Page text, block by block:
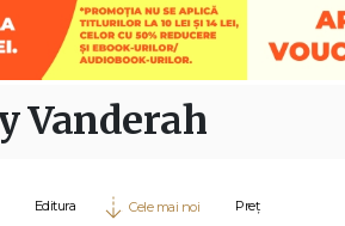
Vanderah
Editura Cele mai noi Preț